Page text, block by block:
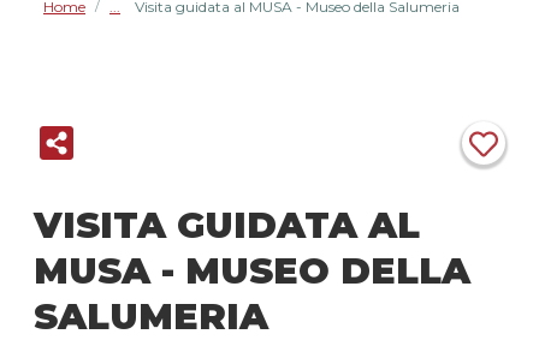
Home / Visita guidata al MUSA - Museo della Salumeria
VISITA GUIDATA AL
MUSA - MUSEO DELLA
SALUMERIA